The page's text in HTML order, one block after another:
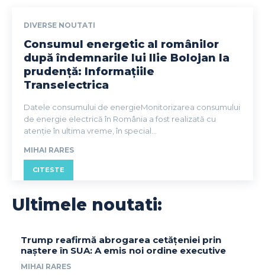
DIVERSE NOUTATI
Consumul energetic al românilor
după îndemnarile lui Ilie Bolojan la
prudență: Informațiile
Transelectrica
Datele consumului de energieMonitorizarea consumului
de energie electrică în România a fost realizată cu
atenție în ultima vreme, în special...
MIHAI RARES
CITESTE
Ultimele noutati:
Trump reafirmă abrogarea cetățeniei prin
naștere în SUA: A emis noi ordine executive
MIHAI RARES